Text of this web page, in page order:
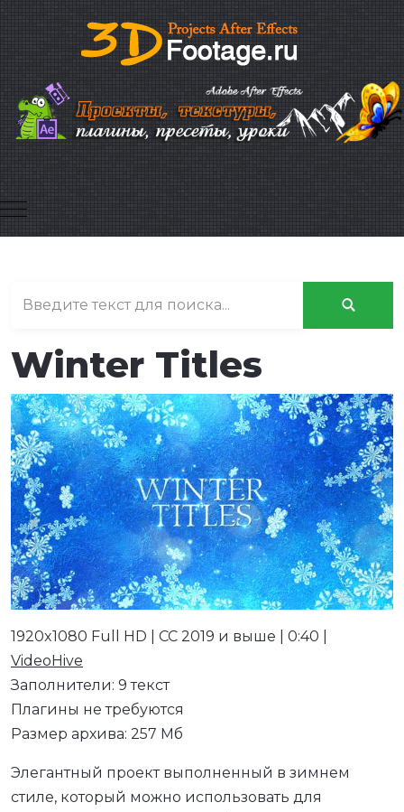
Mobile Menu Toggle
Winter Titles
1920x1080 Full HD | CC 2019 и выше | 0:40 |
VideoHive
Заполнители: 9 текст
Плагины не требуются
Размер архива: 257 Мб
Элегантный проект выполненный в зимнем
стиле, который можно использовать для